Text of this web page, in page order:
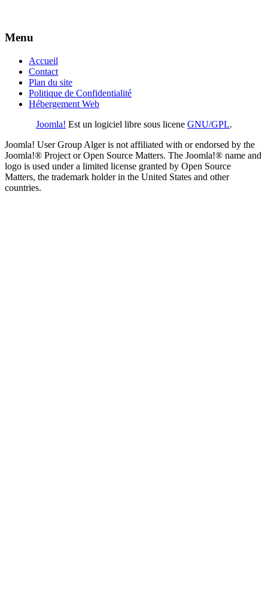
Menu
Accueil
Contact
Plan du site
Politique de Confidentialité
Hébergement Web
Joomla! Est un logiciel libre sous licene GNU/GPL.
Joomla! User Group Alger is not affiliated with or endorsed by the
Joomla!® Project or Open Source Matters. The Joomla!® name and
logo is used under a limited license granted by Open Source
Matters, the trademark holder in the United States and other
countries.